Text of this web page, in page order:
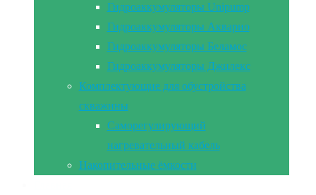
Гидроаккумуляторы Unipump
Гидроаккумуляторы Акварио
Гидроаккумуляторы Беламос
Гидроаккумуляторы Джилекс
Комплектующие для обустройства
скважины
Саморегулирующий
нагревательный кабель
Накопительные ёмкости